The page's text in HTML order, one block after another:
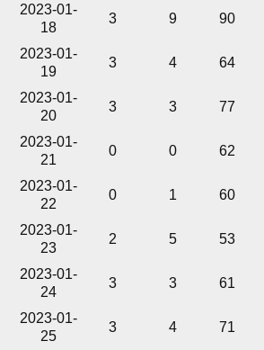
2023-01-
18
3 9 90
2023-01-
19
3 4 64
2023-01-
20
3 3 77
2023-01-
21
0 0 62
2023-01-
22
0 1 60
2023-01-
23
2 5 53
2023-01-
24
3 3 61
2023-01-
25
3 4 71